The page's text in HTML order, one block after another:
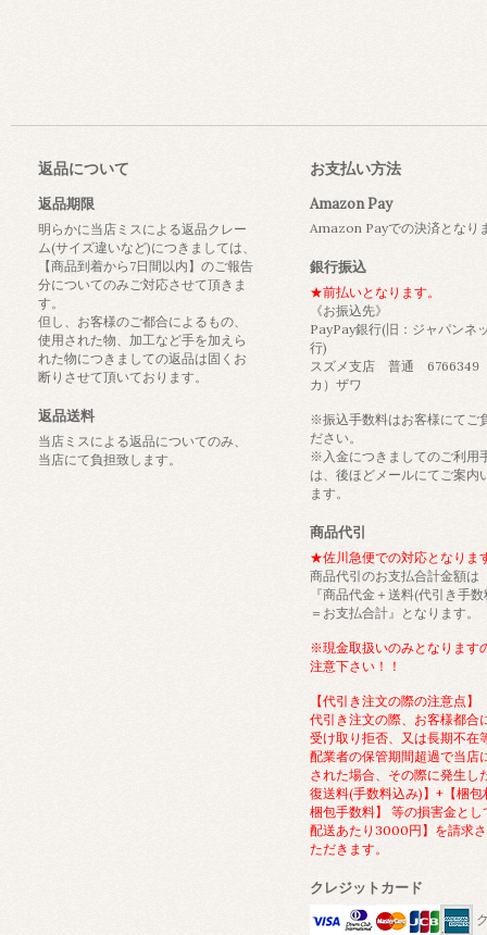
返品について
返品期限
明らかに当店ミスによる返品クレー
ム(サイズ違いなど)につきましては、
【商品到着から7日間以内】のご報告
分についてのみご対応させて頂きま
す。
但し、お客様のご都合によるもの、
使用された物、加工など手を加えら
れた物につきましての返品は固くお
断りさせて頂いております。
返品送料
当店ミスによる返品についてのみ、
当店にて負担致します。
お支払い方法
Amazon Pay
Amazon Payでの決済となり
銀行振込
★前払いとなります。
《お振込先》
PayPay銀行(旧：ジャパンネ
行)
スズメ支店 普通 6766349
カ）ザワ
※振込手数料はお客様にてご
ださい。
※入金につきましてのご利用
は、後ほどメールにてご案内
ます。
商品代引
★佐川急便での対応となりま
商品代引のお支払合計金額は
『商品代金＋送料(代引き手
＝お支払合計』となります。
※現金取扱いのみとなります
注意下さい！！
【代引き注文の際の注意点】
代引き注文の際、お客様都合
受け取り拒否、又は長期不在
配業者の保管期間超過で当店
された場合、その際に発生し
復送料(手数料込み)】+【梱包
梱包手数料】 等の損害金とし
配送あたり3000円】を請求
ただきます。
クレジットカード